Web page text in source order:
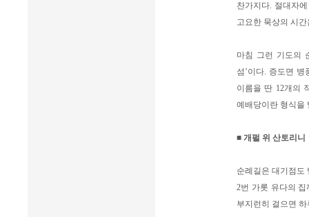
찬가지다. 절대자
고요한 묵상의 시
마침 그런 기도의
섬’이다. 증도면 병
이름을 딴 12개의
예배당이란 형식을
■ 개펄 위 산토리니
순례길은 대기점도
2번 가롯 유다의
부지런히 걸으면